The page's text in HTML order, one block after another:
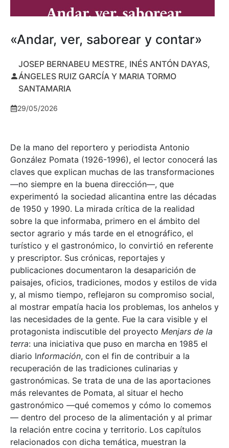
«Andar, ver, saborear y contar»
JOSEP BERNABEU MESTRE, INÉS ANTÓN DAYAS,
ÁNGELES RUIZ GARCÍA Y MARIA TORMO
SANTAMARIA
29/05/2026
De la mano del reportero y periodista Antonio
González Pomata (1926-1996), el lector conocerá las
claves que explican muchas de las transformaciones
—no siempre en la buena dirección—, que
experimentó la sociedad alicantina entre las décadas
de 1950 y 1990. La mirada crítica de la realidad
sobre la que informaba, primero en el ámbito del
sector agrario y más tarde en el etnográfico, el
turístico y el gastronómico, lo convirtió en referente
y prescriptor. Sus crónicas, reportajes y
publicaciones documentaron la desaparición de
paisajes, oficios, tradiciones, modos y estilos de vida
y, al mismo tiempo, reflejaron su compromiso social,
al mostrar empatía hacia los problemas, los anhelos y
las necesidades de la gente. Fue la cara visible y el
protagonista indiscutible del proyecto Menjars de la
terra: una iniciativa que puso en marcha en 1985 el
diario Información, con el fin de contribuir a la
recuperación de las tradiciones culinarias y
gastronómicas. Se trata de una de las aportaciones
más relevantes de Pomata, al situar el hecho
gastronómico —qué comemos y cómo lo comemos
— dentro del proceso de la alimentación y al primar
la relación entre cocina y territorio. Los capítulos
relacionados con dicha temática, muestran la